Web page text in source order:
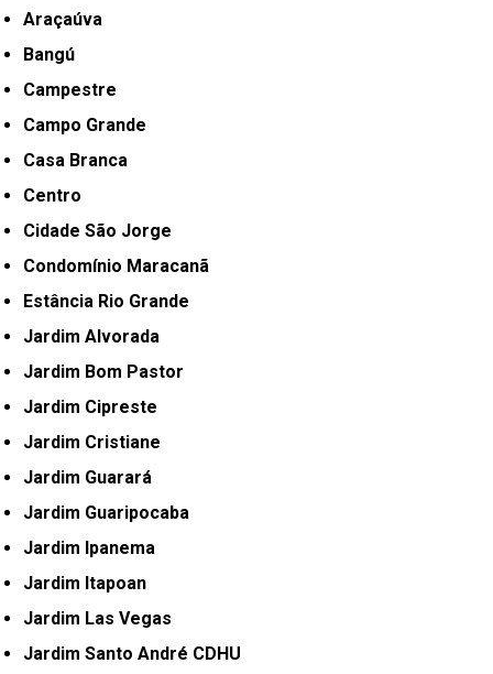
Araçaúva
Bangú
Campestre
Campo Grande
Casa Branca
Centro
Cidade São Jorge
Condomínio Maracanã
Estância Rio Grande
Jardim Alvorada
Jardim Bom Pastor
Jardim Cipreste
Jardim Cristiane
Jardim Guarará
Jardim Guaripocaba
Jardim Ipanema
Jardim Itapoan
Jardim Las Vegas
Jardim Santo André CDHU